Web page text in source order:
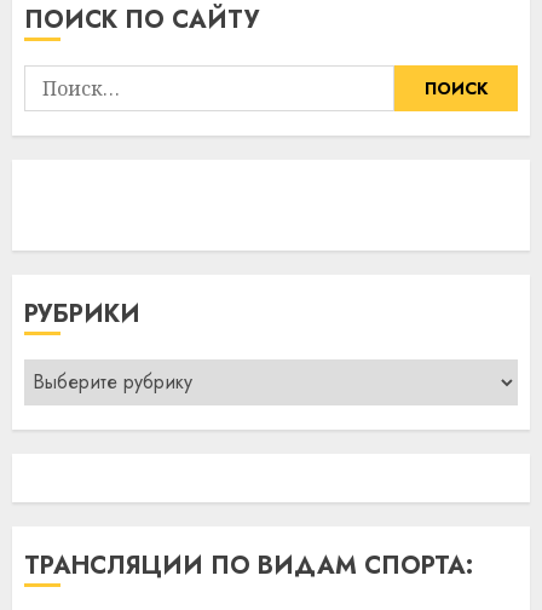
ПОИСК ПО САЙТУ
Найти:
РУБРИКИ
Рубрики
ТРАНСЛЯЦИИ ПО ВИДАМ СПОРТА: